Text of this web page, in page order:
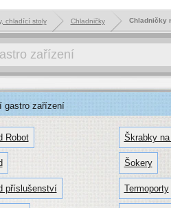
chladící stoly Chladničky Chladničky
gastro zařízení
Robot
příslušenství
Škrabky
Šokery
Termoporty